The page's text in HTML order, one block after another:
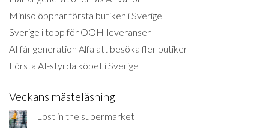
Miniso öppnar första butiken i Sverige
Sverige i topp för OOH-leveranser
AI får generation Alfa att besöka fler butiker
Första AI-styrda köpet i Sverige
Veckans måsteläsning
Lost in the supermarket